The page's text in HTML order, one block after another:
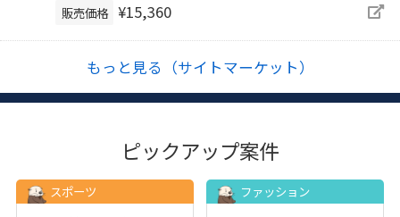
販売価格 ¥15,360
もっと見る（サイトマーケット）
ピックアップ案件
スポーツ
ファッション